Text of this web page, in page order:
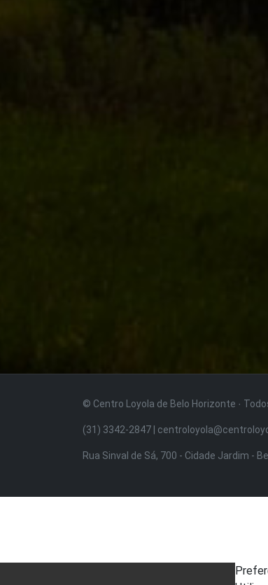
© Centro Loyola de Belo Horizonte ·
(31) 3342-2847 |
Rua Sinval de Sá, 700 - Cidade Jardim -